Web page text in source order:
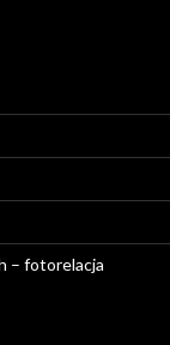
– fotorelacja